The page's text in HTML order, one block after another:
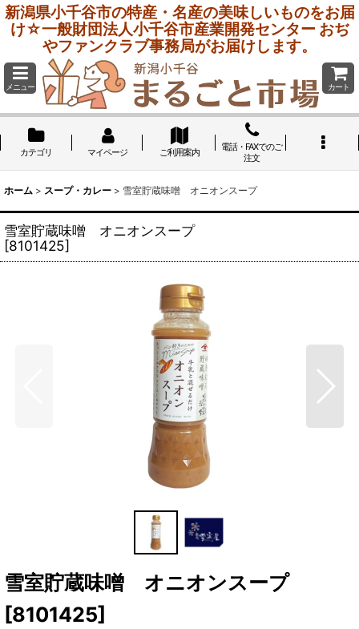
新潟県小千谷市の特産・名産の美味しいものをお届
け☆一般財団法人小千谷市産業開発センター おぢ
やファンクラブ事務局がお届けします。
メニュー カート
カテゴリ マイページ ご利用案内
電話・FAXでのご
注文
ホーム > スープ・カレー > 雪室貯蔵味噌 オニオンスープ
雪室貯蔵味噌 オニオンスープ
[8101425]
雪室貯蔵味噌 オニオンスープ
[8101425]